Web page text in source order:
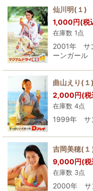
仙川明(１)
1,000円(税
在庫数 1点
2001年 サ
ーンガール
曲山えり(
2,000円(税
在庫数 4点
1999年 サ
吉岡美穂(
9,000円(税
在庫数 3点
2000年 サ